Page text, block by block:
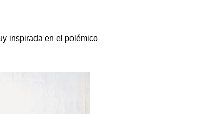
inspirada en el polémico